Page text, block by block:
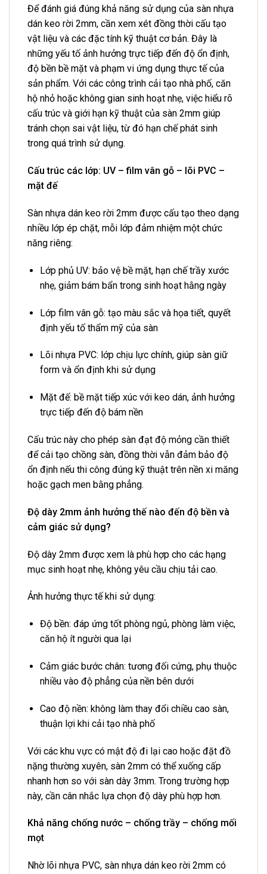
Để đánh giá đúng khả năng sử dụng của sàn nhựa
dán keo rời 2mm, cần xem xét đồng thời cấu tạo
vật liệu và các đặc tính kỹ thuật cơ bản. Đây là
những yếu tố ảnh hưởng trực tiếp đến độ ổn định,
độ bền bề mặt và phạm vi ứng dụng thực tế của
sản phẩm. Với các công trình cải tạo nhà phố, căn
hộ nhỏ hoặc không gian sinh hoạt nhẹ, việc hiểu rõ
cấu trúc và giới hạn kỹ thuật của sàn 2mm giúp
tránh chọn sai vật liệu, từ đó hạn chế phát sinh
trong quá trình sử dụng.
Cấu trúc các lớp: UV – film vân gỗ – lõi PVC –
mặt đế
Sàn nhựa dán keo rời 2mm được cấu tạo theo dạng
nhiều lớp ép chặt, mỗi lớp đảm nhiệm một chức
năng riêng:
Lớp phủ UV: bảo vệ bề mặt, hạn chế trầy xước
nhẹ, giảm bám bẩn trong sinh hoạt hằng ngày
Lớp film vân gỗ: tạo màu sắc và họa tiết, quyết
định yếu tố thẩm mỹ của sàn
Lõi nhựa PVC: lớp chịu lực chính, giúp sàn giữ
form và ổn định khi sử dụng
Mặt đế: bề mặt tiếp xúc với keo dán, ảnh hưởng
trực tiếp đến độ bám nền
Cấu trúc này cho phép sàn đạt độ mỏng cần thiết
để cải tạo chồng sàn, đồng thời vẫn đảm bảo độ
ổn định nếu thi công đúng kỹ thuật trên nền xi măng
hoặc gạch men bằng phẳng.
Độ dày 2mm ảnh hưởng thế nào đến độ bền và
cảm giác sử dụng?
Độ dày 2mm được xem là phù hợp cho các hạng
mục sinh hoạt nhẹ, không yêu cầu chịu tải cao.
Ảnh hưởng thực tế khi sử dụng:
Độ bền: đáp ứng tốt phòng ngủ, phòng làm việc,
căn hộ ít người qua lại
Cảm giác bước chân: tương đối cứng, phụ thuộc
nhiều vào độ phẳng của nền bên dưới
Cao độ nền: không làm thay đổi chiều cao sàn,
thuận lợi khi cải tạo nhà phố
Với các khu vực có mật độ đi lại cao hoặc đặt đồ
nặng thường xuyên, sàn 2mm có thể xuống cấp
nhanh hơn so với sàn dày 3mm. Trong trường hợp
này, cần cân nhắc lựa chọn độ dày phù hợp hơn.
Khả năng chống nước – chống trầy – chống mối
mọt
Nhờ lõi nhựa PVC, sàn nhựa dán keo rời 2mm có